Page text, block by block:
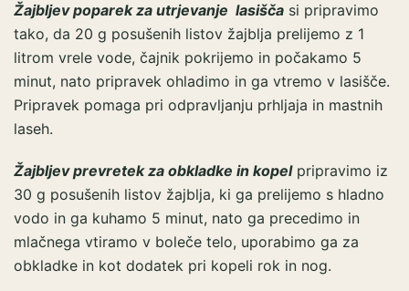
Žajbljev poparek za utrjevanje lasišča si pripravimo
tako, da 20 g posušenih listov žajblja prelijemo z 1
litrom vrele vode, čajnik pokrijemo in počakamo 5
minut, nato pripravek ohladimo in ga vtremo v lasišče.
Pripravek pomaga pri odpravljanju prhljaja in mastnih
laseh.
Žajbljev prevretekza obkladke in kopelpripravimo iz
30 g posušenih listov žajblja, ki ga prelijemo s hladno
vodo in ga kuhamo 5 minut, nato ga precedimo in
mlačnega vtiramo v boleče telo, uporabimo ga za
obkladke in kot dodatek pri kopeli rok in nog.